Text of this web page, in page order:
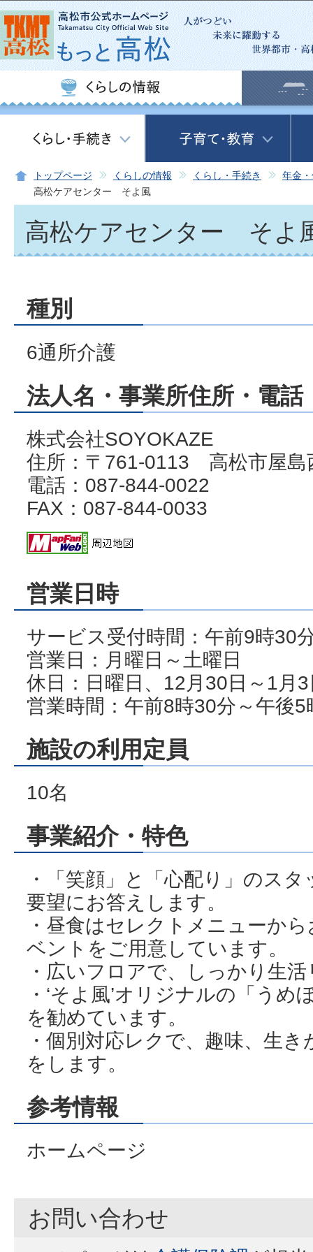
この
トップページ くらしの情報 くらし・手続き
年金
高松ケアセンター そよ風
高松ケアセンター そよ
種別
6通所介護
法人名・事業所住所・電話
株式会社SOYOKAZE
住所：〒761-0113 高松市屋島
電話：087-844-0022
FAX：087-844-0033
営業日時
サービス受付時間：午前9時30
営業日：月曜日～土曜日
休日：日曜日、12月30日～1月3
営業時間：午前8時30分～午後5
施設の利用定員
10名
事業紹介・特色
・「笑顔」と「心配り」のス
要望にお答えします。
・昼食はセレクトメニューから
ベントをご用意しています。
・広いフロアで、しっかり生
・‘そよ風’オリジナルの「う
を勧めています。
・個別対応レクで、趣味、生
をします。
参考情報
ホームページ
お問い合わせ